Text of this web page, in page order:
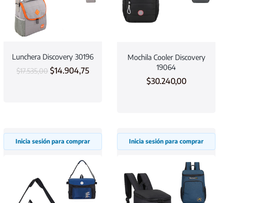
Lunchera Discovery 30196
$17.535,00 $14.904,75
Mochila Cooler Discovery
19064
$30.240,00
Inicia sesión para comprar Inicia sesión para comprar